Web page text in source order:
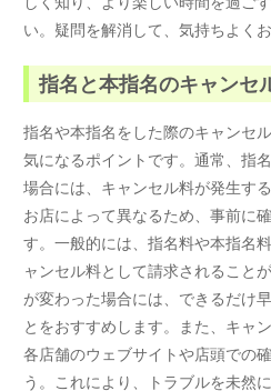
い。疑問を解消して、気持ちよく
指名と本指名のキャンセ
指名や本指名をした際のキャンセ
気になるポイントです。通常、指
場合には、キャンセル料が発生す
お店によって異なるため、事前に
す。一般的には、指名料や本指名
ャンセル料として請求されること
が変わった場合には、できるだけ
とをおすすめします。また、キャ
各店舗のウェブサイトや店頭での
う。これにより、トラブルを未然